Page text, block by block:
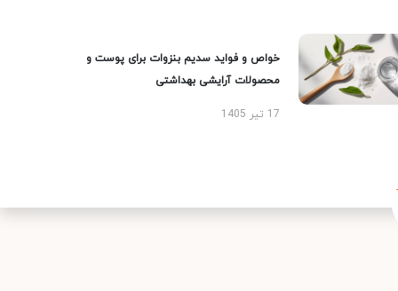
خواص و فواید سدیم بنزوات برای پوست و
محصولات آرایشی بهداشتی
17 تیر 1405